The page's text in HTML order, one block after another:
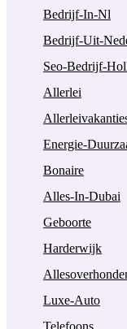
Bedrijf-In-Nl
Bedrijf-Uit-
Seo-Bedrijf-
Allerlei
Energie-
Bonaire
Alles-In-Dubai
Geboorte
Harderwijk
Luxe-Auto
Telefoons